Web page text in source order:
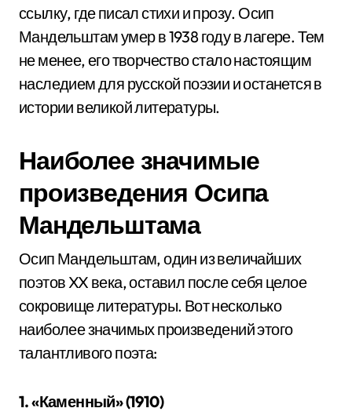
ссылку, где писал стихи и прозу. Осип
Мандельштам умер в 1938 году в лагере. Тем
не менее, его творчество стало настоящим
наследием для русской поэзии и останется в
истории великой литературы.
Наиболее значимые
произведения Осипа
Мандельштама
Осип Мандельштам, один из величайших
поэтов XX века, оставил после себя целое
сокровище литературы. Вот несколько
наиболее значимых произведений этого
талантливого поэта:
1. «Каменный» (1910)